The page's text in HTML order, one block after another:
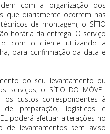
com a organização dos
que diariamente ocorrem nas
de montagem, o SÍTIO
horária da entrega. O serviço
com o cliente utilizando a
para confirmação da data e
do seu levantamento ou
serviços, o SÍTIO DO MÓVEL
custos correspondentes à
de preparação, logísticos e
poderá efetuar alterações no
de levantamentos sem aviso